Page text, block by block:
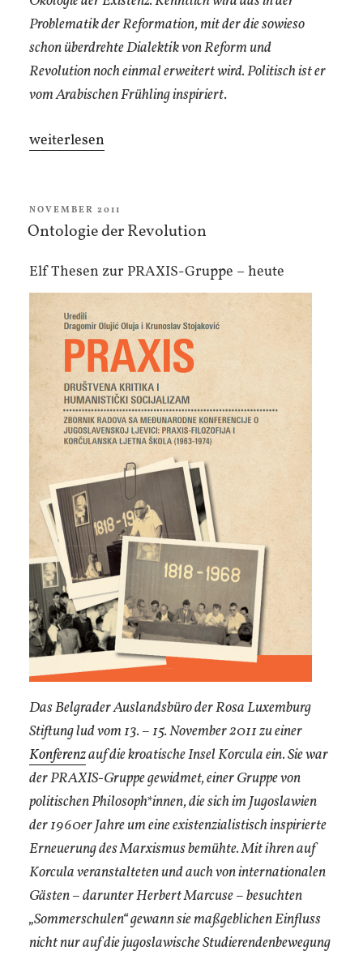
Problematik der Reformation, mit der die sowieso
schon überdrehte Dialektik von Reform und
Revolution noch einmal erweitert wird. Politisch ist er
vom Arabischen Frühling inspiriert.
„Humanismus
Tod
des
weiterlesen
VERÖFFENTLICHT
AM
NOVEMBER 2011
Ontologie der Revolution
Elf Thesen zur PRAXIS-Gruppe – heute
Das Belgrader Auslandsbüro der Rosa Luxemburg
Stiftung lud vom 13. – 15. November 2011 zu einer
Konferenzauf die kroatische Insel Korcula ein. Sie war
der PRAXIS-Gruppe gewidmet, einer Gruppe von
politischen Philosoph*innen, die sich im Jugoslawien
der 1960er Jahre um eine existenzialistisch inspirierte
Erneuerung des Marxismus bemühte. Mit ihren auf
Korcula veranstalteten und auch von internationalen
Gästen – darunter Herbert Marcuse – besuchten
„Sommerschulen“ gewann sie maßgeblichen Einfluss
nicht nur auf die jugoslawische Studierendenbewegung